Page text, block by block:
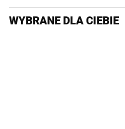
WYBRANE DLA CIEBIE